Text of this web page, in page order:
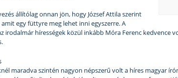
állítólag onnan jön, hogy József Attila szerint
egy füttyre meg lehet inni egyszerre. A
irodalmár hírességek közül inkább Móra Ferenc kedvence
maradva szintén nagyon népszerű volt a híres magyar